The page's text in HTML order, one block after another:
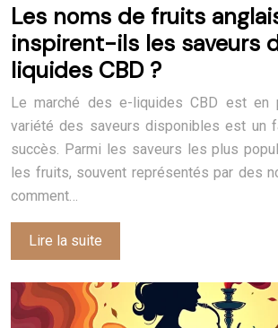
Les noms de fruits
inspirent-ils les saveurs
liquides CBD ?
Le marché des e-liquides CBD est en
variété des saveurs disponibles est un
succès. Parmi les saveurs les plus
les fruits, souvent représentés par des
comment…
Lire la suite